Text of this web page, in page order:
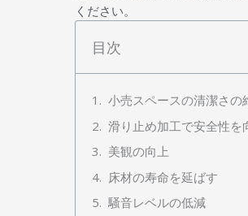
ください。
目次
小売スペースの清潔さの
滑り止め加工で安全性を
美観の向上
床材の寿命を延ばす
騒音レベルの低減